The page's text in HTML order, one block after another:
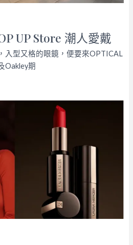
UP Store 潮人愛戴
入型又格的眼鏡，便要來OPTICAL
Oakley期